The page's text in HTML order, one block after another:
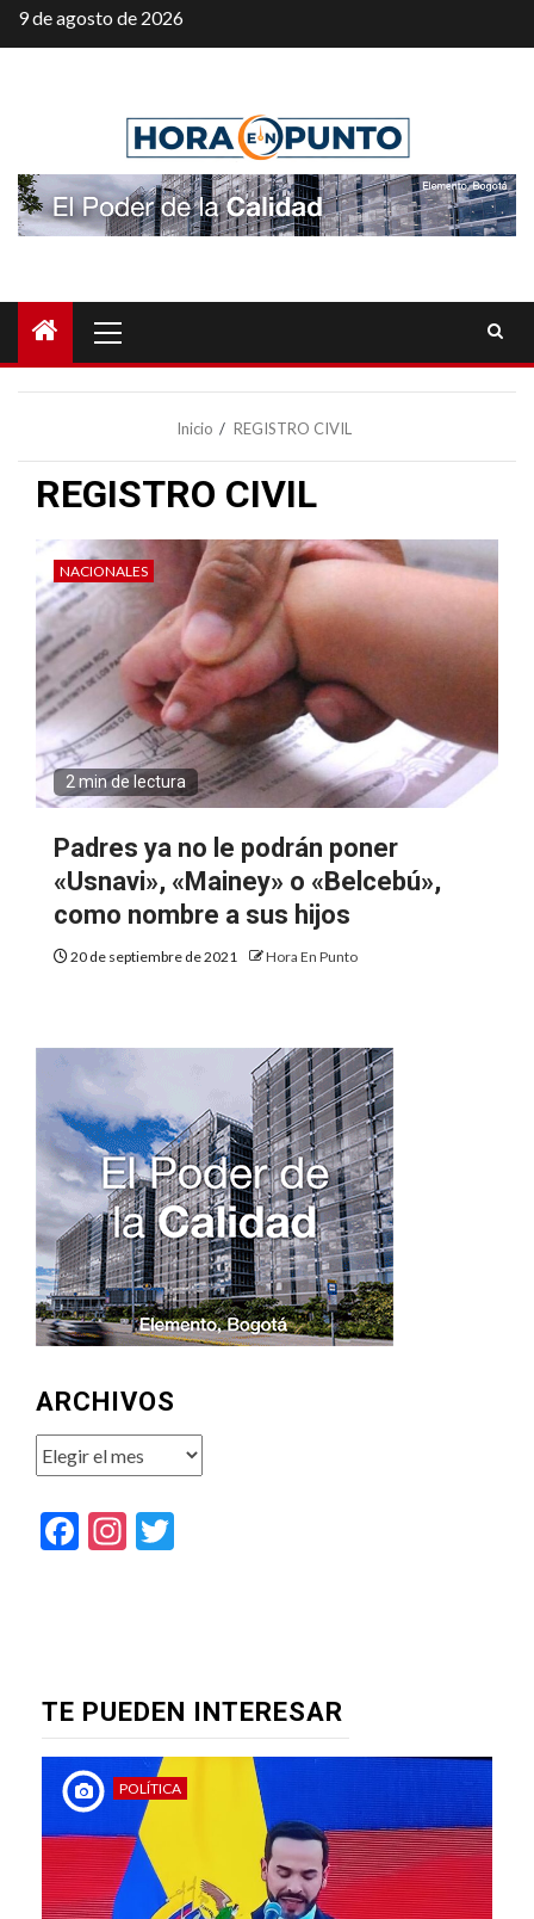
Saltar
al
9 de agosto de 2026
principal
Inicio REGISTRO CIVIL
REGISTRO CIVIL
NACIONALES
2 min de lectura
Padres ya no le podrán poner
«Usnavi», «Mainey» o «Belcebú»,
como nombre a sus hijos
20 de septiembre de 2021 Hora En Punto
ARCHIVOS
Archivos
Facebook
Instagram
TE PUEDEN INTERESAR
POLÍTICA